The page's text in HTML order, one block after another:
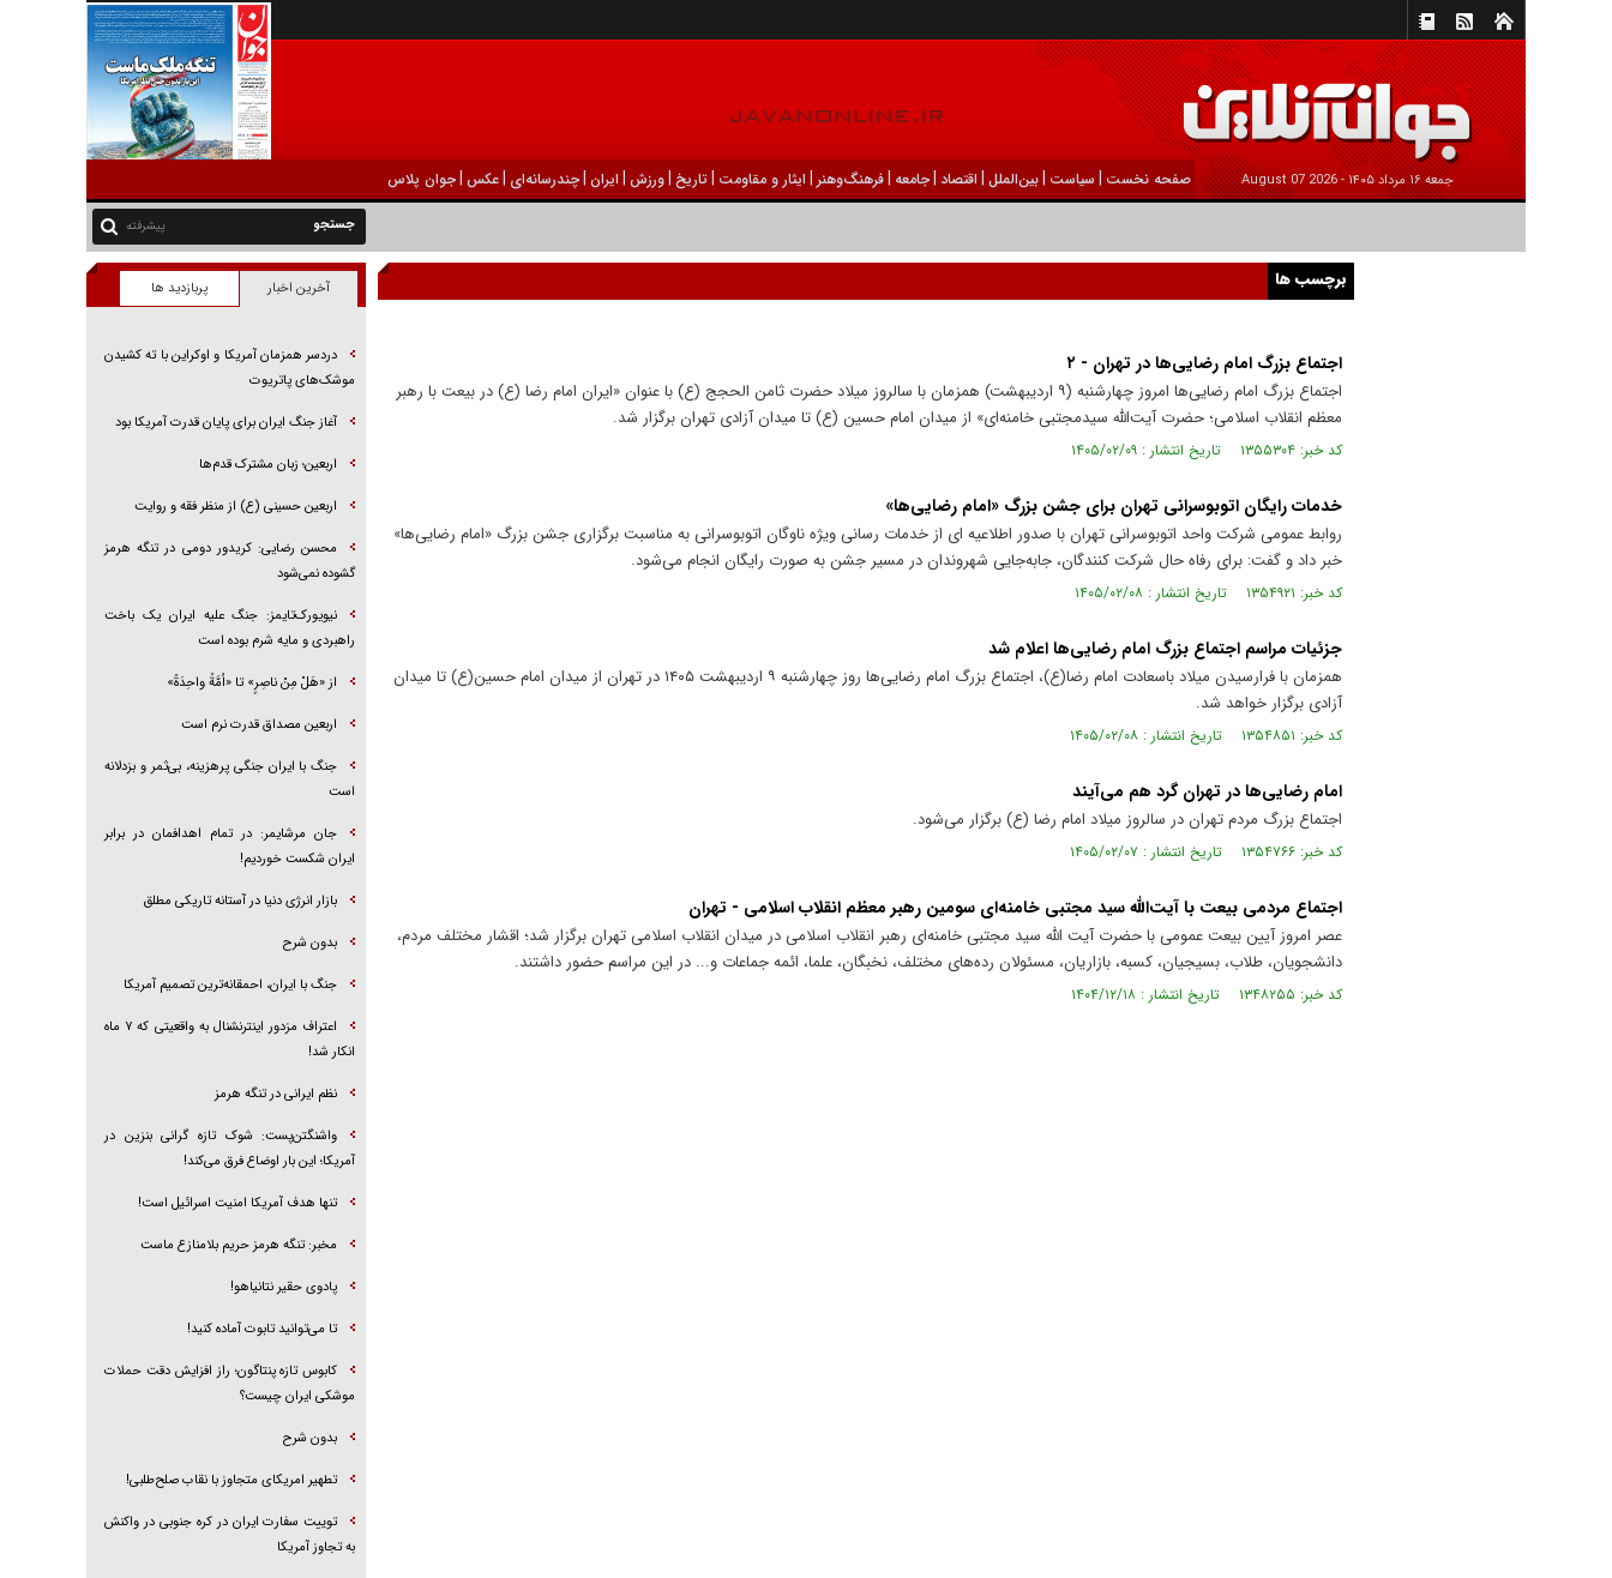
جمعه ۱۶ مرداد ۱۴۰۵ - 2026 August 07 صفحه نخست | سیاست |بين‌الملل | اقتصاد |جامعه |فرهنگ‌و‌هنر | ایثار و مقاومت |تاریخ |ورزش | ايران |چندرسانه‌ای |عکس |جوان پلاس
پیشرفته
برچسب ها
اجتماع بزرگ امام رضایی‌ها در تهران - ۲
اجتماع بزرگ امام رضایی‌ها امروز چهارشنبه (۹ اردیبهشت) همزمان با سالروز میلاد حضرت ثامن الحجج (ع) با عنوان «ایران امام رضا (ع) در بیعت با رهبر
معظم انقلاب اسلامی؛ حضرت آیت‌الله سیدمجتبی خامنه‌ای» از میدان امام حسین (ع) تا میدان آزادی تهران برگزار شد.
کد خبر: ۱۳۵۵۳۰۴ تاریخ انتشار : ۱۴۰۵/۰۲/۰۹
خدمات رایگان اتوبوسرانی تهران برای جشن بزرگ «امام رضایی‌ها»
روابط عمومی شرکت واحد اتوبوسرانی تهران با صدور اطلاعیه‌ ای از خدمات‌ رسانی ویژه ناوگان اتوبوسرانی به مناسبت برگزاری جشن بزرگ «امام رضایی‌ها»
خبر داد و گفت: برای رفاه حال شرکت‌ کنندگان، جابه‌جایی شهروندان در مسیر جشن به صورت رایگان انجام می‌شود.
کد خبر: ۱۳۵۴۹۲۱ تاریخ انتشار : ۱۴۰۵/۰۲/۰۸
جزئیات مراسم اجتماع بزرگ امام رضایی‌ها اعلام شد
همزمان با فرارسیدن میلاد باسعادت امام رضا(ع)، اجتماع بزرگ امام رضایی‌ها روز چهارشنبه ۹ اردیبهشت ۱۴۰۵ در تهران از میدان امام حسین(ع) تا میدان
آزادی برگزار خواهد شد.
کد خبر: ۱۳۵۴۸۵۱ تاریخ انتشار : ۱۴۰۵/۰۲/۰۸
امام رضایی‌ها در تهران گرد هم می‌آیند
اجتماع بزرگ مردم تهران در سالروز میلاد امام رضا (ع) برگزار می‌شود.
کد خبر: ۱۳۵۴۷۶۶ تاریخ انتشار : ۱۴۰۵/۰۲/۰۷
اجتماع مردمی بیعت با آیت‌الله سید مجتبی خامنه‌ای سومین رهبر معظم انقلاب اسلامی - تهران
عصر امروز آیین بیعت عمومی با حضرت آیت الله سید مجتبی خامنه‌ای رهبر انقلاب اسلامی در میدان انقلاب اسلامی تهران برگزار شد؛ اقشار مختلف مردم،
دانشجویان، طلاب، بسیجیان، کسبه، بازاریان، مسئولان رده‌های مختلف، نخبگان، علما، ائمه جماعات و... در این مراسم حضور داشتند.
کد خبر: ۱۳۴۸۲۵۵ تاریخ انتشار : ۱۴۰۴/۱۲/۱۸
آخرین اخبار پربازدید ها
دردسر همزمان آمریکا و اوکراین با ته کشیدن
موشک‌های پاتریوت
آغاز جنگ ایران برای پایان قدرت آمریکا بود
اربعین؛ زبان مشترک قدم‌ها
اربعین حسینی (ع) از منظر فقه و روایت
محسن رضایی: کریدور دومی در تنگه هرمز
گشوده نمی‌شود
نیویورک‌تایمز: جنگ علیه ایران یک باخت
راهبردی و مایه شرم بوده است
از «هَلْ مِنْ ناصِرٍ» تا «اُمَّةً واحِدَةً»
اربعین مصداق قدرت نرم است
جنگ با ایران جنگی پرهزینه، بی‌ثمر و بزدلانه
است
جان مرشایمر: در تمام اهدافمان در برابر
ایران شکست خوردیم!
بازار انرژی دنیا در آستانه تاریکی مطلق
بدون شرح
جنگ با ایران، احمقانه‌ترین تصمیم آمریکا
اعتراف مزدور اینترنشنال به واقعیتی که ۷ ماه
انکار شد!
نظم ایرانی در تنگه هرمز
واشنگتن‌پست: شوک تازه گرانی بنزین در
آمریکا؛ این بار اوضاع فرق می‌کند!
تنها هدف آمریکا امنیت اسرائیل است!
مخبر: تنگه هرمز حریم بلامنازع ماست
پادوی حقیر نتانیاهو!
تا می‌توانید تابوت آماده کنید!
کابوس تازه پنتاگون؛ راز افزایش دقت حملات
موشکی ایران چیست؟
بدون شرح
تطهیر امریکای متجاوز با نقاب صلح‌طلبی!
توییت سفارت ایران در کره جنوبی در واکنش
به تجاوز آمریکا